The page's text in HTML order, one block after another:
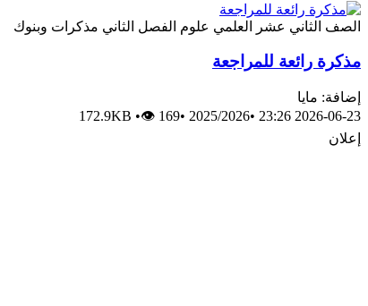
الصف الثاني عشر العلمي علوم الفصل الثاني مذكرات وبنوك
مذكرة رائعة للمراجعة
إضافة: مايا
2026-06-23 23:26
•
2025/2026
•
172.9KB •👁 169
إعلان